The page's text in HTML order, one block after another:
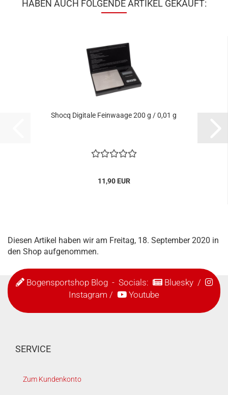
HABEN AUCH FOLGENDE ARTIKEL GEKAUFT:
Shocq Digitale Feinwaage 200 g / 0,01 g
11,90 EUR
Diesen Artikel haben wir am Freitag, 18. September 2020 in
den Shop aufgenommen.
Bogensportshop Blog- Socials: Bluesky/
Instagram / Youtube
SERVICE
Zum Kundenkonto